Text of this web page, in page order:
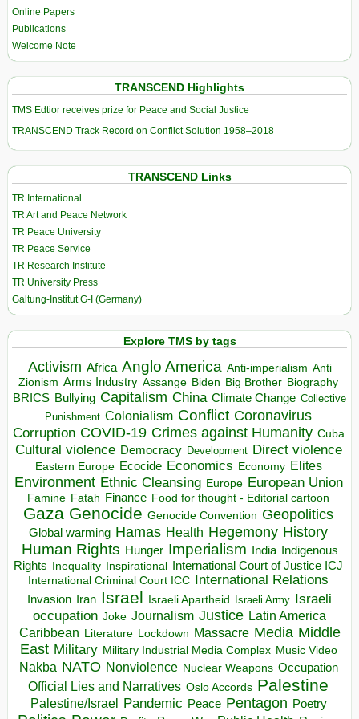
Online Papers
Publications
Welcome Note
TRANSCEND Highlights
TMS Edtior receives prize for Peace and Social Justice
TRANSCEND Track Record on Conflict Solution 1958–2018
TRANSCEND Links
TR International
TR Art and Peace Network
TR Peace University
TR Peace Service
TR Research Institute
TR University Press
Galtung-Institut G-I (Germany)
Explore TMS by tags
Activism Africa Anglo America Anti-imperialism Anti
Zionism Arms Industry Assange Biden Big Brother Biography
BRICS Bullying Capitalism China Climate Change Collective
Punishment Colonialism Conflict Coronavirus
Corruption COVID-19 Crimes against Humanity Cuba
Cultural violence Democracy Development Direct violence
Eastern Europe Ecocide Economics Economy Elites
Environment Ethnic Cleansing Europe European Union
Famine Fatah Finance Food for thought - Editorial cartoon
Gaza Genocide Genocide Convention Geopolitics
Global warming Hamas Health Hegemony History
Human Rights Hunger Imperialism India Indigenous
Rights
Inequality Inspirational
International Court of Justice ICJ
International Criminal Court ICC International Relations
Invasion Iran Israel Israeli Apartheid Israeli Army Israeli
occupation Joke Journalism Justice Latin America
Caribbean
Literature Lockdown Massacre Media Middle
East Military Military Industrial Media Complex Music Video
Nakba NATO Nonviolence Nuclear Weapons Occupation
Official Lies and Narratives Oslo Accords Palestine
Palestine/Israel Pandemic Peace Pentagon Poetry